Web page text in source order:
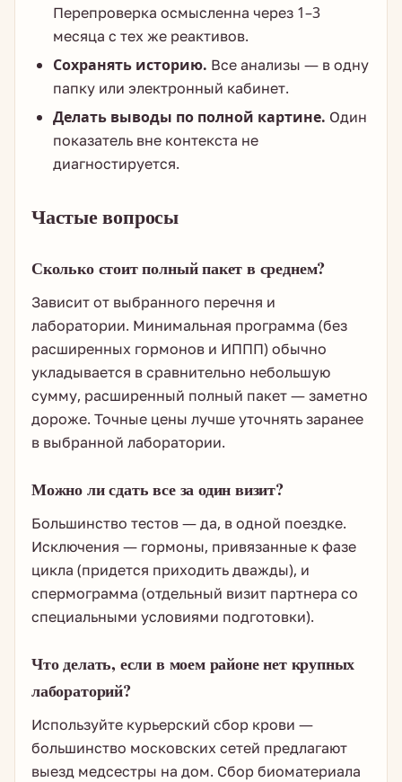
Перепроверка осмысленна через 1–3
месяца с тех же реактивов.
Сохранять историю. Все анализы — в одну
папку или электронный кабинет.
Делать выводы по полной картине. Один
показатель вне контекста не
диагностируется.
Частые вопросы
Сколько стоит полный пакет в среднем?
Зависит от выбранного перечня и
лаборатории. Минимальная программа (без
расширенных гормонов и ИППП) обычно
укладывается в сравнительно небольшую
сумму, расширенный полный пакет — заметно
дороже. Точные цены лучше уточнять заранее
в выбранной лаборатории.
Можно ли сдать все за один визит?
Большинство тестов — да, в одной поездке.
Исключения — гормоны, привязанные к фазе
цикла (придется приходить дважды), и
спермограмма (отдельный визит партнера со
специальными условиями подготовки).
Что делать, если в моем районе нет крупных
лабораторий?
Используйте курьерский сбор крови —
большинство московских сетей предлагают
выезд медсестры на дом. Сбор биоматериала